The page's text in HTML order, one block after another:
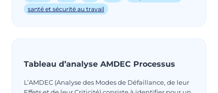
santé et sécurité au travail
Tableau d’analyse AMDEC Processus
L’AMDEC (Analyse des Modes de Défaillance, de leur